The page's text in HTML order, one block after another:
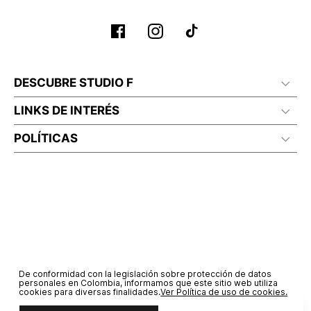
DESCUBRE STUDIO F
LINKS DE INTERÉS
POLÍTICAS
De conformidad con la legislación sobre protección de datos
personales en Colombia, informamos que este sitio web utiliza
cookies para diversas finalidades.Ver Política de uso de cookies.